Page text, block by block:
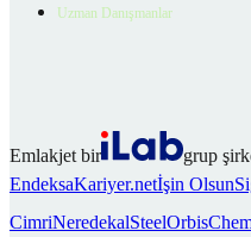
Uzman Danışmanlar
Emlakjet bir
grup
EndeksaKariyer.netİşin Olsun
CimriNeredekalSteelOrbis